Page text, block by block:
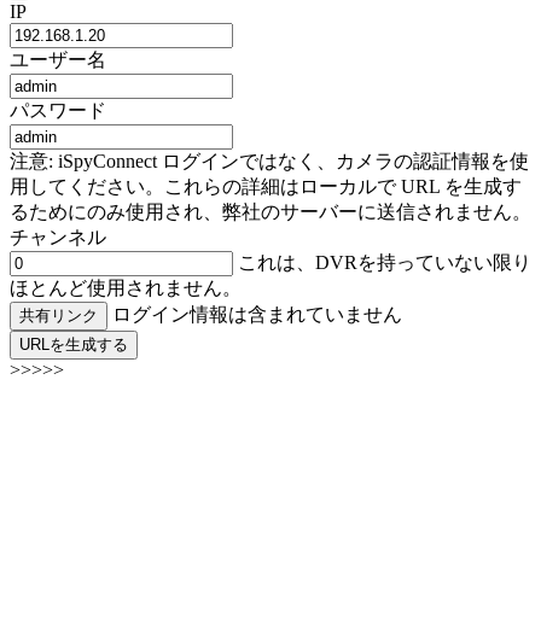
IP
ユーザー名
パスワード
注意: iSpyConnect ログインではなく、カメラの認証情報を使
用してください。これらの詳細はローカルで URL を生成す
るためにのみ使用され、弊社のサーバーに送信されません。
チャンネル
これは、DVRを持っていない限り
ほとんど使用されません。
共有リンク ログイン情報は含まれていません
URLを生成する
>>>>>